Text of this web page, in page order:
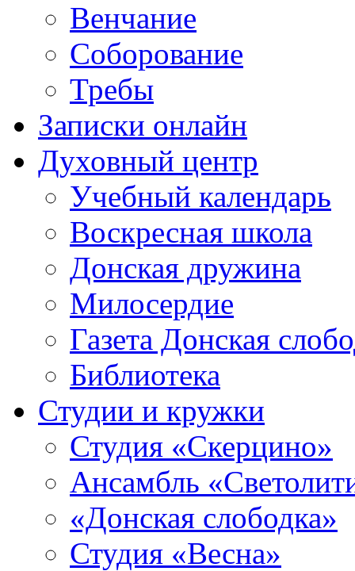
Венчание
Соборование
Требы
Записки онлайн
Духовный центр
Учебный календарь
Воскресная школа
Донская дружина
Милосердие
Газета Донская
Библиотека
Студии и кружки
Студия «Скерцино»
Ансамбль
«Донская слободка»
Студия «Весна»